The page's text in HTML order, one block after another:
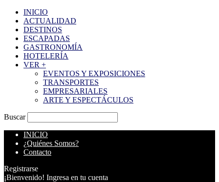
INICIO
ACTUALIDAD
DESTINOS
ESCAPADAS
GASTRONOMÍA
HOTELERÍA
VER +
EVENTOS Y EXPOSICIONES
TRANSPORTES
EMPRESARIALES
ARTE Y ESPECTÁCULOS
Buscar
INICIO
¿Quiénes Somos?
Contacto
Registrarse
¡Bienvenido! Ingresa en tu cuenta